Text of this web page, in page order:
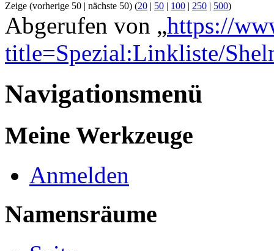
Zeige (vorherige 50 | nächste 50) (20 | 50 | 100 | 250 | 500)
Abgerufen von „https://
title=Spezial:Linkliste/
Navigationsmenü
Meine Werkzeuge
Anmelden
Namensräume